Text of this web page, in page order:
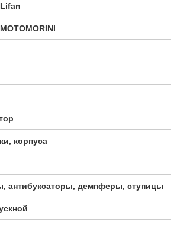
корпуса
антибуксаторы, демпферы, ступицы